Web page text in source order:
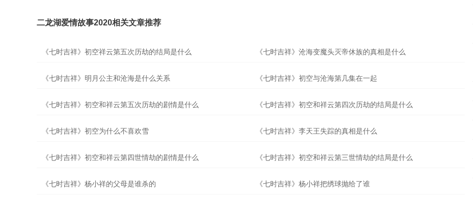
二龙湖爱情故事2020相关文章推荐
《七时吉祥》初空祥云第五次历劫的结局是什么 《七时吉祥》沧海变魔头灭帝休族的真相是什么
《七时吉祥》明月公主和沧海是什么关系 《七时吉祥》初空与沧海第几集在一起
《七时吉祥》初空和祥云第五次历劫的剧情是什么 《七时吉祥》初空和祥云第四次历劫的结局是什么
《七时吉祥》初空为什么不喜欢雪 《七时吉祥》李天王失踪的真相是什么
《七时吉祥》初空和祥云第四世情劫的剧情是什么 《七时吉祥》初空和祥云第三世情劫的结局是什么
《七时吉祥》杨小祥的父母是谁杀的 《七时吉祥》杨小祥把绣球抛给了谁